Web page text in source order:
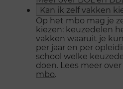
Kan ik zelf vakken
Op het mbo mag je
kiezen: keuzedelen
vakken waaruit je
per jaar en per
school welke
doen. Lees meer over
mbo.